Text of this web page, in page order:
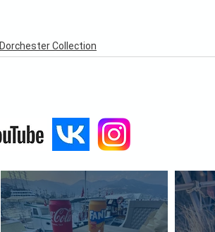
Dorchester Collection